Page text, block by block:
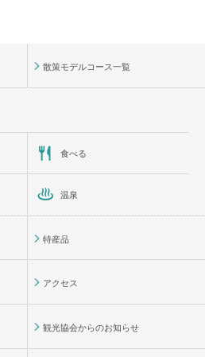
散策モデルコース一覧
食べる
温泉
特産品
アクセス
観光協会からのお知らせ